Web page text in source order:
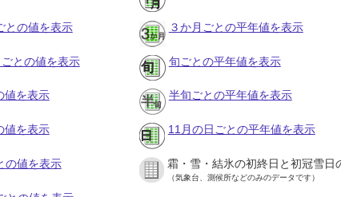
との値を表示 ３か月ごとの平年値を表示
との値を表示 旬ごとの平年値を表示
値を表示 半旬ごとの平年値を表示
値を表示 11月の日ごとの平年値を表示
の値を表示 霜・雪・結氷の初終日と初冠雪日
（気象台、測候所などのみのデータです）